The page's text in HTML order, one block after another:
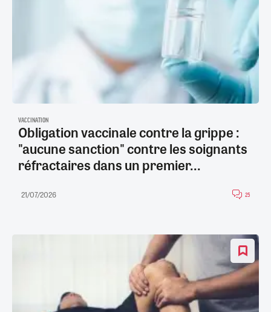
VACCINATION
Obligation vaccinale contre la grippe :
"aucune sanction" contre les soignants
réfractaires dans un premier...
21/07/2026 25